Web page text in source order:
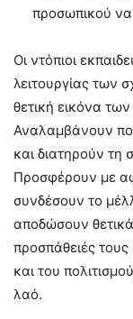
προσωπικού να
Οι ντόπιοι
λειτουργίας των
θετική εικόνα
Αναλαμβάνουν
και διατηρούν τη
Προσφέρουν με
συνδέσουν το
αποδώσουν
προσπάθειές
και του
λαό.